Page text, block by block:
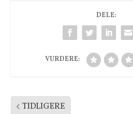
DELE:
VURDERE:
TIDLIGERE